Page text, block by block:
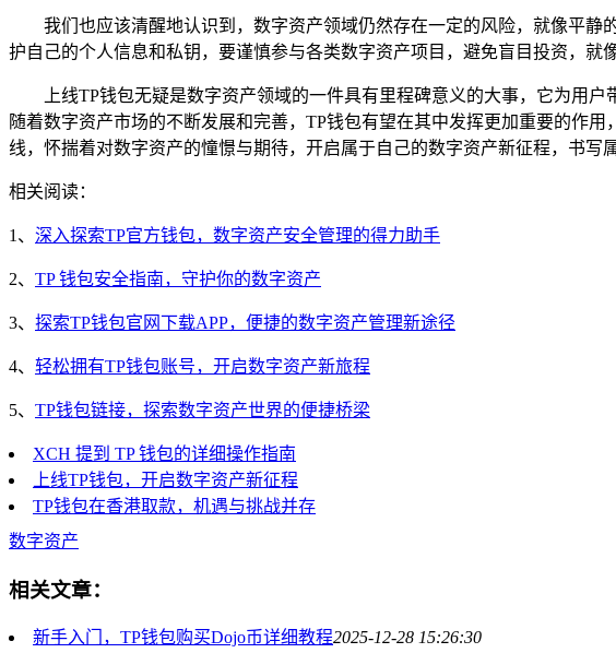
我们也应该清醒地认识到，数字资产领域仍然存在一定的风险，就像平
护自己的个人信息和私钥，要谨慎参与各类数字资产项目，避免盲目投资，就
上线TP钱包无疑是数字资产领域的一件具有里程碑意义的大事，它为用
随着数字资产市场的不断发展和完善，TP钱包有望在其中发挥更加重要的作
线，怀揣着对数字资产的憧憬与期待，开启属于自己的数字资产新征程，书写
相关阅读：
1、 深入探索TP官方钱包，数字资产安全管理的得力助手
2、 TP 钱包安全指南，守护你的数字资产
3、 探索TP钱包官网下载APP，便捷的数字资产管理新途径
4、 轻松拥有TP钱包账号，开启数字资产新旅程
5、 TP钱包链接，探索数字资产世界的便捷桥梁
XCH 提到 TP 钱包的详细操作指南
上线TP钱包，开启数字资产新征程
TP钱包在香港取款，机遇与挑战并存
数字资产
相关文章：
新手入门，TP钱包购买Dojo币详细教程2025-12-28 15:26:30